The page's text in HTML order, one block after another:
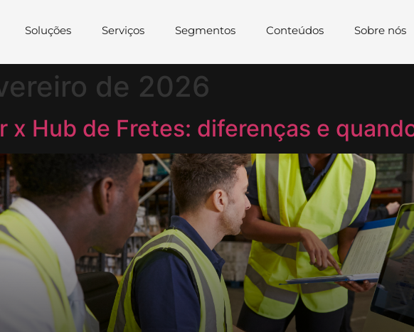
Soluções Serviços Segmentos Conteúdos Sobre nós
de 2026
x Hub de Fretes: diferenças e